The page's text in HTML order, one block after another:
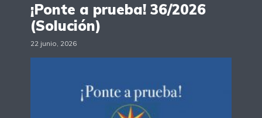
¡Ponte a prueba! 36/2026
(Solución)
22 junio, 2026